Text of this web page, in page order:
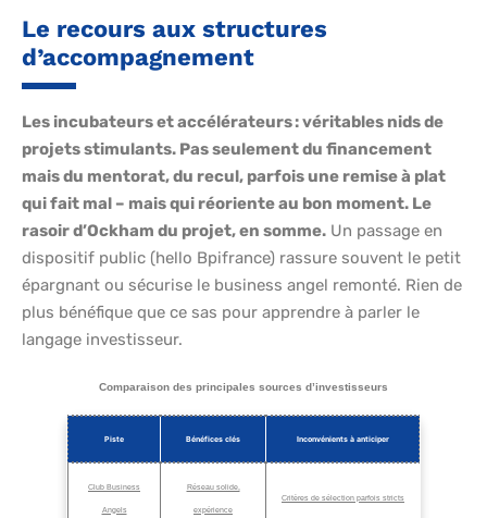
Le recours aux structures
d’accompagnement
Les incubateurs et accélérateurs : véritables nids de
projets stimulants. Pas seulement du financement
mais du mentorat, du recul, parfois une remise à plat
qui fait mal – mais qui réoriente au bon moment. Le
rasoir d’Ockham du projet, en somme. Un passage en
dispositif public (hello Bpifrance) rassure souvent le petit
épargnant ou sécurise le business angel remonté. Rien de
plus bénéfique que ce sas pour apprendre à parler le
langage investisseur.
Comparaison des principales sources d’investisseurs
Piste Bénéfices clés Inconvénients à anticiper
Club Business
Angels
Réseau solide,
expérience
Critères de sélection parfois stricts